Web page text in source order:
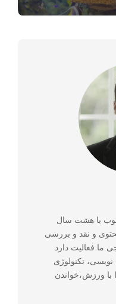
با هشت سال
و نقد و بررسی
فعالیت دارد
نویسی، تکنولوژی
ورزش،خواندن